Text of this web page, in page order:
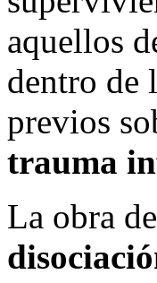
aquellos
dentro de
previos
trauma
La obra